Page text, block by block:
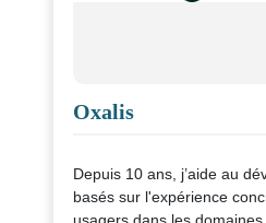
Oxalis
Depuis 10 ans, j’aide au
basés sur l'expérience